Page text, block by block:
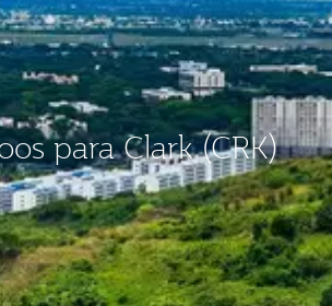
para Clark (CRK)